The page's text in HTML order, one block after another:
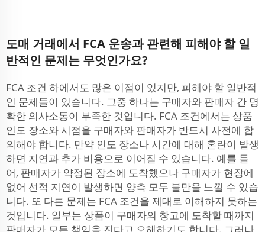
도매 거래에서 FCA 운송과 관련해 피해야 할 일
반적인 문제는 무엇인가요?
FCA 조건 하에서도 많은 이점이 있지만, 피해야 할 일반적
인 문제들이 있습니다. 그중 하나는 구매자와 판매자 간 명
확한 의사소통이 부족한 것입니다. FCA 조건에서는 상품
인도 장소와 시점을 구매자와 판매자가 반드시 사전에 합
의해야 합니다. 만약 인도 장소나 시간에 대해 혼란이 발생
하면 지연과 추가 비용으로 이어질 수 있습니다. 예를 들
어, 판매자가 약정된 장소에 도착했으나 구매자가 현장에
없어 선적 지연이 발생하면 양측 모두 불만을 느낄 수 있습
니다. 또 다른 문제는 FCA 조건을 제대로 이해하지 못하는
것입니다. 일부는 상품이 구매자의 창고에 도착할 때까지